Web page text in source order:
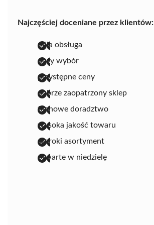
Najczęściej doceniane przez klientów:
miła obsługa
duży wybór
przystępne ceny
dobrze zaopatrzony sklep
fachowe doradztwo
wysoka jakość towaru
szeroki asortyment
otwarte w niedzielę